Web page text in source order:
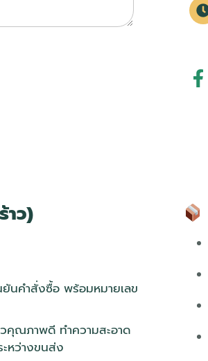
าว)
นคำสั่งซื้อ พร้อมหมายเลข
คุณภาพดี ทำความสะอาด
หว่างขนส่ง